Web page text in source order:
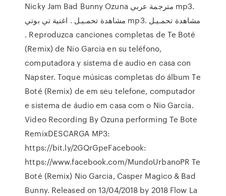
Nicky Jam Bad Bunny Ozuna مترجمة عربي mp3.
مشاهدة تحمـيـل . اغنية تي بوتي mp3. مشاهدة تحمـيـل
. Reproduzca canciones completas de Te Boté
(Remix) de Nio Garcia en su teléfono,
computadora y sistema de audio en casa con
Napster. Toque músicas completas do álbum Te
Boté (Remix) de em seu telefone, computador
e sistema de áudio em casa com o Nio Garcia.
Video Recording By Ozuna performing Te Bote
RemixDESCARGA MP3:
https://bit.ly/2GQrGpeFacebook:
https://www.facebook.com/MundoUrbanoPR Te
Boté (Remix) Nio Garcia, Casper Magico & Bad
Bunny. Released on 13/04/2018 by 2018 Flow La